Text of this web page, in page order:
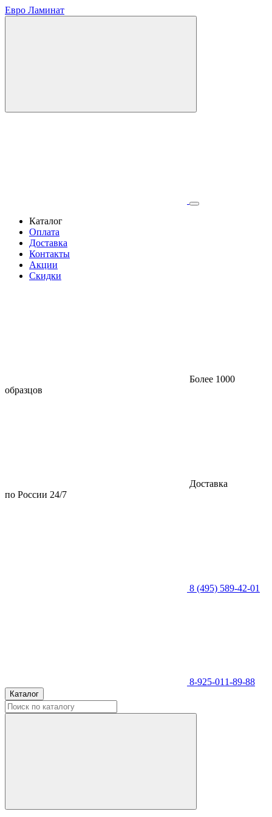
Евро Ламинат
Каталог
Оплата
Доставка
Контакты
Акции
Скидки
Более 1000
образцов
Доставка
по России 24/7
8 (495) 589-42-01
8-925-011-89-88
Каталог